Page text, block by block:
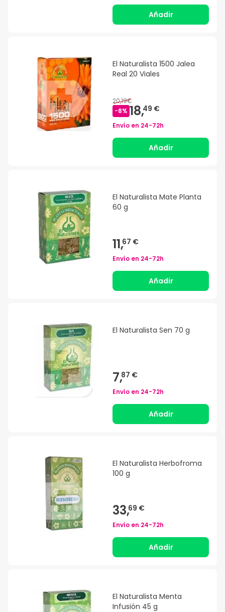
Añadir
El Naturalista 1500 Jalea
Real 20 Viales
20,19€
-8% 18,49 €
Envío en 24-72h
Añadir
El Naturalista Mate Planta
60 g
11,67 €
Envío en 24-72h
Añadir
El Naturalista Sen 70 g
7,87 €
Envío en 24-72h
Añadir
El Naturalista Herbofroma
100 g
33,69 €
Envío en 24-72h
Añadir
El Naturalista Menta
Infusión 45 g